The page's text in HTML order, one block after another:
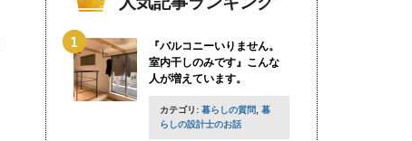
『バルコニーいりません。
室内干しのみです』こんな
人が増えています。
カテゴリ: 暮らしの質問
暮
らしの設計士のお話